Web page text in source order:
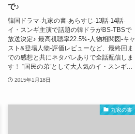
で♪
韓国ドラマ-九家の書-あらすじ-13話-14話-
イ・スンギ主演で話題の韓ドラがBS-TBSで
放送決定♪ 最高視聴率22.5%-人物相関図-キャ
スト&登場人物-評価レビューなど、最終回ま
での感想と共にネタバレありで全話配信しま
す！ “国民の弟”として大人気のイ・スンギ...
2015年1月18日
九家の書